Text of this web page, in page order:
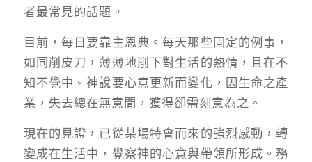
者最常見的話題。
目前，每日要靠主恩典。每天那些固定的例事，
如同削皮刀，薄薄地削下對生活的熱情，且在不
知不覺中。神說要心意更新而變化，因生命之產
業，失去總在無意間，獲得卻需刻意為之。
現在的見證，已從某場特會而來的強烈感動，轉
變成在生活中，覺察神的心意與帶領所形成。務